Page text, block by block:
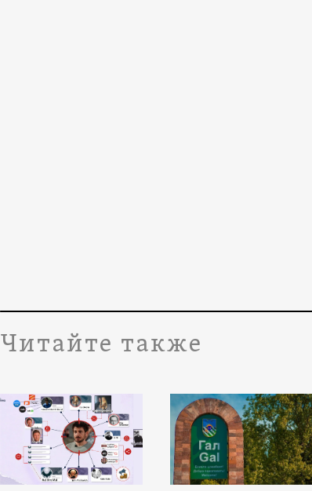
Читайте также